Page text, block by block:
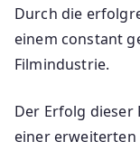
Durch die
einem constant
Filmindustrie.
Der Erfolg
einer